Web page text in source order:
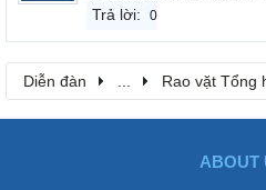
Trả lời: 0
Diễn đàn ... Rao vặt Tổng
ABOUT